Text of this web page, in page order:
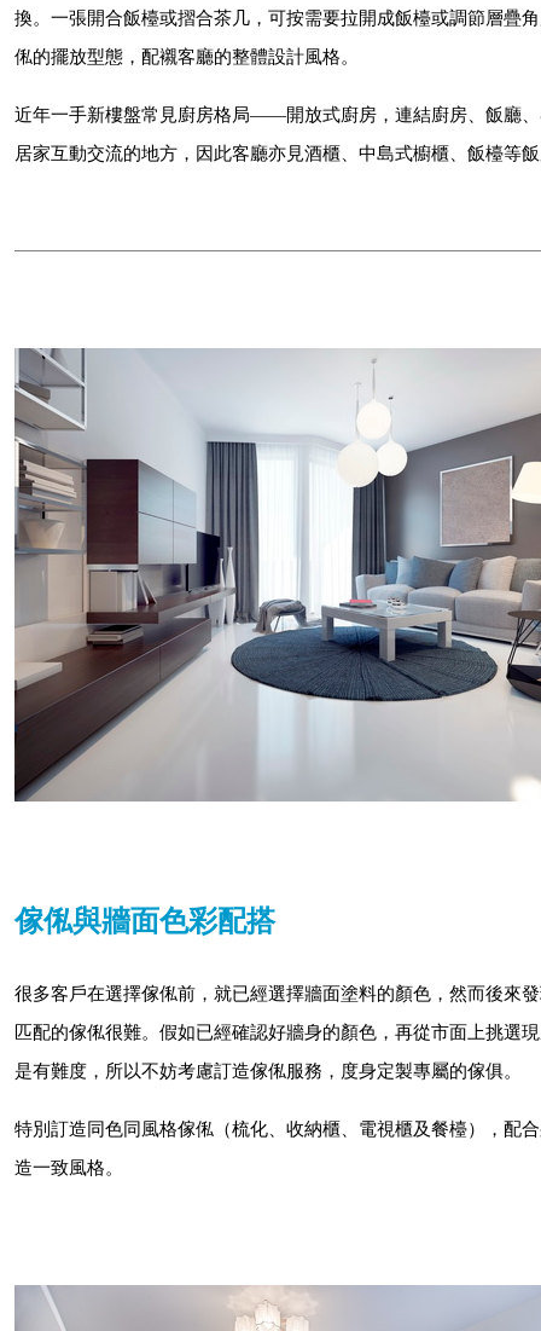
換。一張開合飯檯或摺合茶几，可按需要拉開成飯檯或調節層疊
俬的擺放型態，配襯客廳的整體設計風格。
近年一手新樓盤常見廚房格局——開放式廚房，連結廚房、飯廳
居家互動交流的地方，因此客廳亦見酒櫃、中島式櫥櫃、飯檯等
傢俬與牆面色彩配搭
很多客戶在選擇傢俬前，就已經選擇牆面塗料的顏色，然而後來
匹配的傢俬很難。假如已經確認好牆身的顏色，再從市面上挑選
是有難度，所以不妨考慮訂造傢俬服務，度身定製專屬的傢俱。
特別訂造同色同風格傢俬（梳化、收納櫃、電視櫃及餐檯），配
造一致風格。